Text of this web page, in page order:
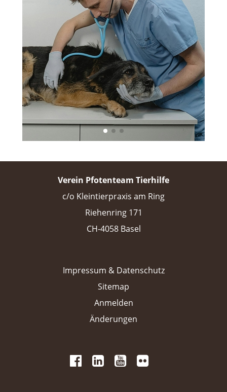
Verein Pfotenteam Tierhilfe
c/o Kleintierpraxis am Ring
Riehenring 171
CH-4058 Basel
Impressum & Datenschutz
Sitemap
Anmelden
Änderungen